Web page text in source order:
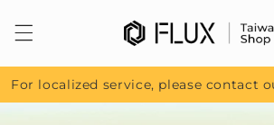
容
For localized service, please contact